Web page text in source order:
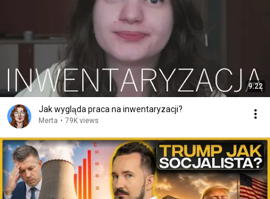
9:22
Jak wygląda praca na inwentaryzacji?
Merta • 79K views